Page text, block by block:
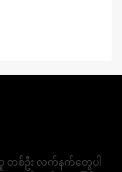
တစ်ဦး လက်နက်တွေပါ